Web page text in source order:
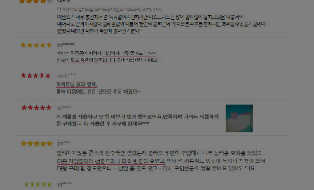
페이코 ID로 페
PAYCO 바로구매